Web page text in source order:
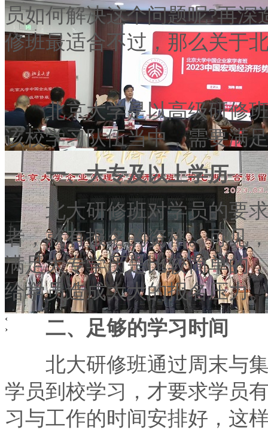
‹
›
员如何解决这个问题呢?再
修班最适合不过，那么关于
北京大学是以高级研修班
该校学习队伍当中，需要满
一、大专及以上学历
北大研修班对学员的要求
者，就有报名的资格。可见
满足大专学历是比较简单的
给学员造成太大的报名压力
二、足够的学习时间
北大研修班通过周末与集
学员到校学习，才要求学员
习与工作的时间安排好，这